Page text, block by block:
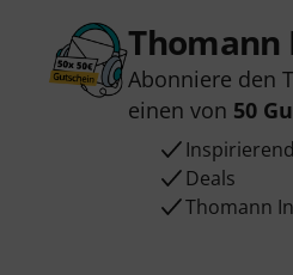
Abonniere den
einen von 50
Deals
Thomann